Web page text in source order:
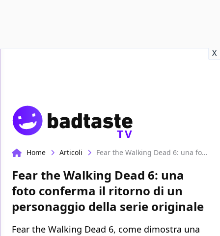
X
TV
Home Articoli Fear the Walking Dead 6: una foto conferma il ritorno di un personaggio della serie originale
Fear the Walking Dead 6: una
foto conferma il ritorno di un
personaggio della serie originale
Fear the Walking Dead 6, come dimostra una